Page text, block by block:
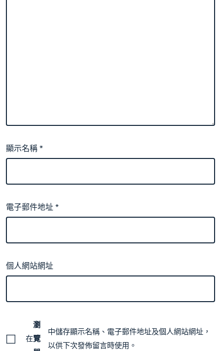
顯示名稱*
電子郵件地址*
個人網站網址
在
瀏
覽
中儲存顯示名稱、電子郵件地址及個人網站網址，
以供下次發佈留言時使用。